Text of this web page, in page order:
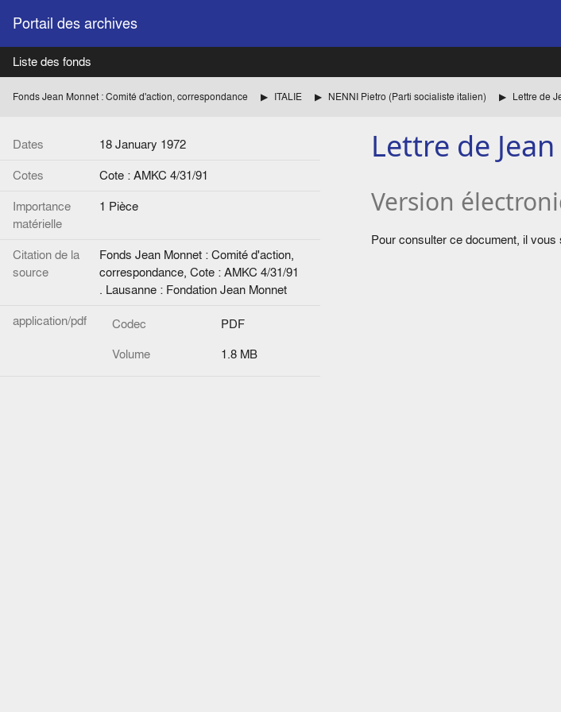
Portail des archives
Liste des fonds
Fonds Jean Monnet : Comité d'action, correspondance ITALIE NENNI Pietro (Parti socialiste italien) Lettre de
Dates
18 January 1972
Cotes
Cote : AMKC 4/31/91
Importance
matérielle
1 Pièce
Citation de la
source
Fonds Jean Monnet : Comité d'action,
correspondance, Cote : AMKC 4/31/91
. Lausanne : Fondation Jean Monnet
application/pdf
Codec
PDF
Volume
1.8 MB
Lettre de
Version
Pour consulter ce document, il